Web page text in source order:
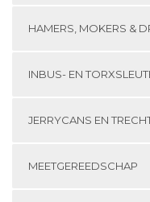
HAMERS, MOKERS &
INBUS- EN
JERRYCANS EN
MEETGEREEDSCHAP